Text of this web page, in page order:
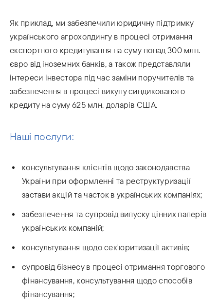
Як приклад, ми забезпечили юридичну підтримку
українського агрохолдингу в процесі отримання
експортного кредитування на суму понад 300 млн.
євро від іноземних банків, а також представляли
інтереси інвестора під час заміни поручителів та
забезпечення в процесі викупу синдикованого
кредиту на суму 625 млн. доларів США.
Наші послуги:
консультування клієнтів щодо законодавства
України при оформленні та реструктуризації
застави акцій та часток в українських компаніях;
забезпечення та супровід випуску цінних паперів
українських компаній;
консультування щодо сек'юритизації активів;
супровід бізнесу в процесі отримання торгового
фінансування, консультування щодо способів
фінансування;